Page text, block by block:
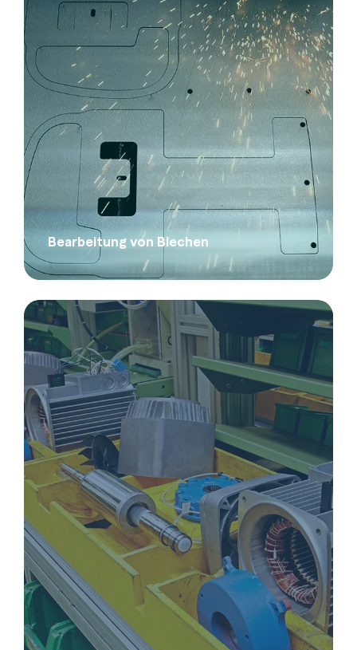
Bearbeitung von Blechen